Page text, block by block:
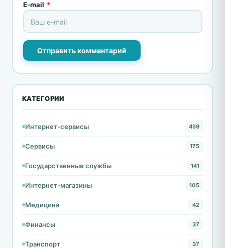
E-mail *
Отправить комментарий
КАТЕГОРИИ
Интернет-сервисы 459
Сервисы 175
Государственные службы 141
Интернет-магазины 105
Медицина 42
Финансы 37
Транспорт 37